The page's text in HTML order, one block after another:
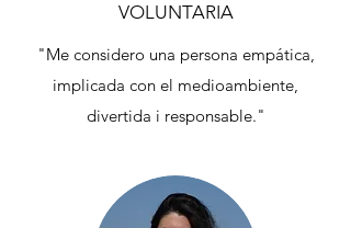
VOLUNTARIA
"Me considero una persona empática,
implicada con el medioambiente,
divertida i responsable."